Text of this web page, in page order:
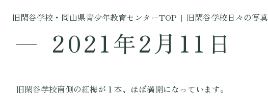
旧閑谷学校・岡山県青少年教育センターTOP | 旧閑谷学校日々の写真
2021年2月11日
旧閑谷学校南側の紅梅が１本、ほぼ満開になっています。